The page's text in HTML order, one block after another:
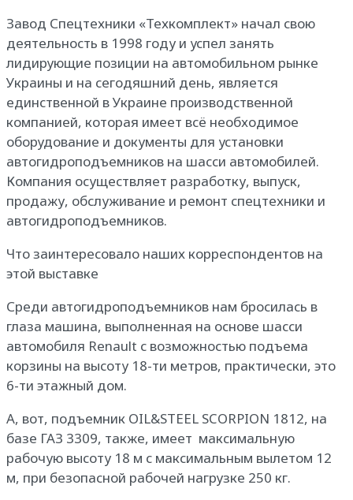
Завод Спецтехники «Техкомплект» начал свою
деятельность в 1998 году и успел занять
лидирующие позиции на автомобильном рынке
Украины и на сегодяшний день, является
единственной в Украине производственной
компанией, которая имеет всё необходимое
оборудование и документы для установки
автогидроподъемников на шасси автомобилей.
Компания осуществляет разработку, выпуск,
продажу, обслуживание и ремонт спецтехники и
автогидроподъемников.
Что заинтересовало наших корреспондентов на
этой выставке
Среди автогидроподъемников нам бросилась в
глаза машина, выполненная на основе шасси
автомобиля Renault с возможностью подъема
корзины на высоту 18-ти метров, практически, это
6-ти этажный дом.
А, вот, подъемник OIL&STEEL SCORPION 1812, на
базе ГАЗ 3309, также, имеет максимальную
рабочую высоту 18 м с максимальным вылетом 12
м, при безопасной рабочей нагрузке 250 кг.